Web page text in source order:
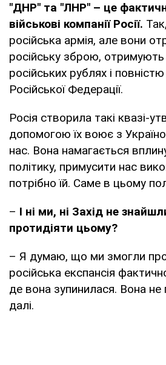
"ДНР" та "ЛНР" – це
військові компанії Росії.
російська армія, але вони
російську зброю,
російських рублях і
Російської Федерації.
Росія створила такі квазі-
допомогою їх воює з
нас. Вона намагається
політику, примусити нас
потрібно їй. Саме в цьому
– І ні ми, ні Захід не
протидіяти цьому?
– Я думаю, що ми змогли
російська експансія
де вона зупинилася. Вона
далі.